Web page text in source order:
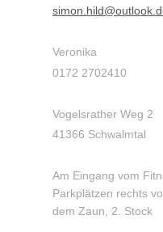
Veronika
0172 2702410
Vogelsrather Weg 2
41366 Schwalmtal
Am Eingang vom
Parkplätzen rechts
dem Zaun, 2. Stock